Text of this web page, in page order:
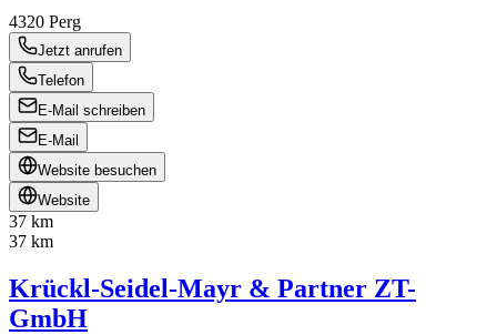
4320 Perg
Jetzt anrufen
Telefon
E-Mail schreiben
E-Mail
Website besuchen
Website
37 km
37 km
Krückl-Seidel-Mayr & Partner ZT-
GmbH